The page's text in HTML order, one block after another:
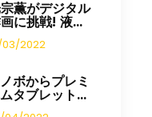
薫がデジタル
に挑戦! 液...
03/2022
ボからプレミ
タブレット...